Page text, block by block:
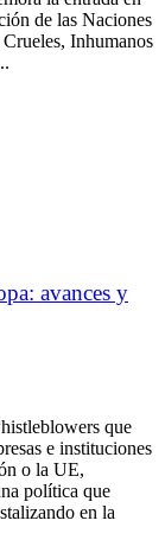
de las Naciones
Inhumanos
avances y
que
e instituciones
o la UE,
política que
en la